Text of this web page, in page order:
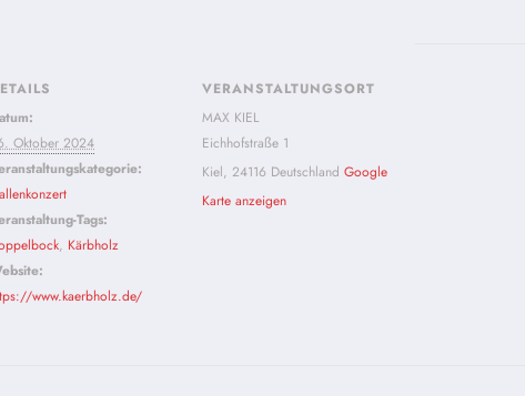
Oktober 2024
Tags:
, Kärbholz
www.kaerbholz.de/
VERANSTALTUNGSORT
MAX KIEL
Eichhofstraße 1
Kiel, 24116 Deutschland Google
Karte anzeigen